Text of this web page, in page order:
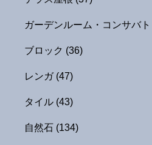
ガーデンルーム・コンサバ
ブロック (36)
レンガ (47)
タイル (43)
自然石 (134)